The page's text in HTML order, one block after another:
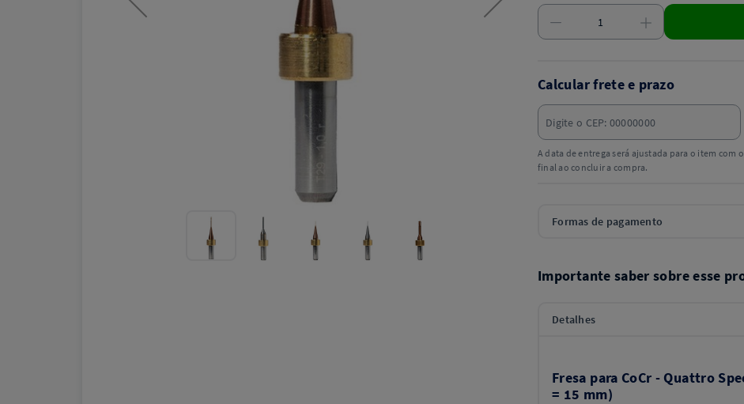
Calcular frete e prazo
A data de entrega será ajustada para o item
final ao concluir a compra.
Formas de pagamento
Importante saber sobre esse
Detalhes
Fresa para CoCr - Quattro
= 15 mm)